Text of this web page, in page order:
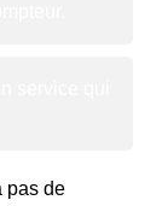
pas de